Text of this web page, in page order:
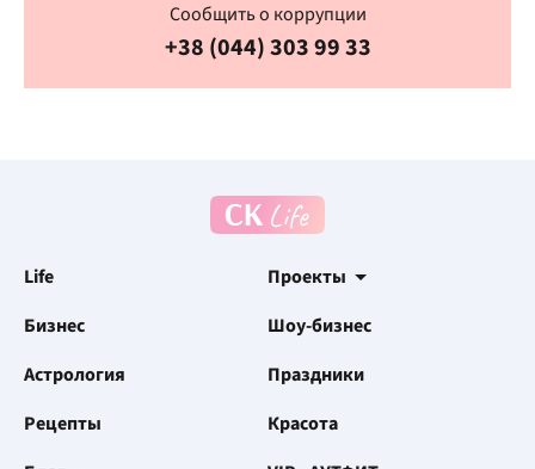
Сообщить о коррупции
+38 (044) 303 99 33
Life
Проекты
Бизнес
Шоу-бизнес
Астрология
Праздники
Рецепты
Красота